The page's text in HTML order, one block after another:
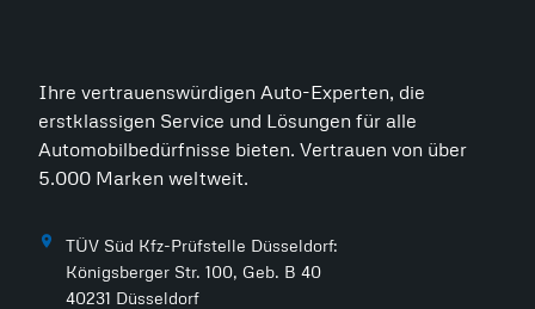
Ihre vertrauenswürdigen Auto-Experten, die
erstklassigen Service und Lösungen für alle
Automobilbedürfnisse bieten. Vertrauen von über
5.000 Marken weltweit.
TÜV Süd Kfz-Prüfstelle Düsseldorf:
Königsberger Str. 100, Geb. B 40
40231 Düsseldorf